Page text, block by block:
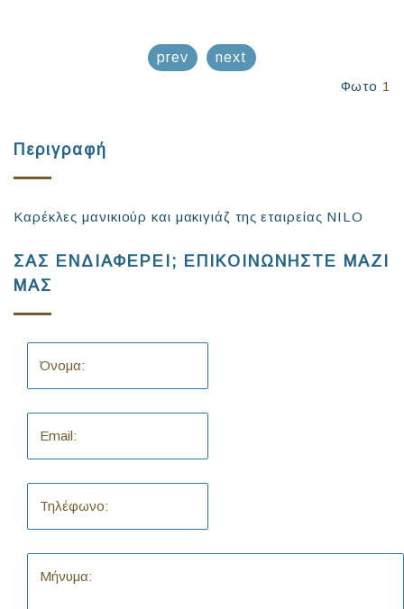
prev
next
Φωτο 1
Περιγραφή
Καρέκλες μανικιούρ και μακιγιάζ της εταιρείας NILO
ΣΑΣ ΕΝΔΙΑΦΕΡΕΙ; ΕΠΙΚΟΙΝΩΝΗΣΤΕ ΜΑΖΙ
ΜΑΣ